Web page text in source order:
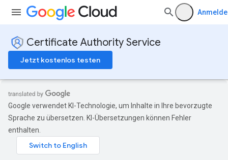
Certificate Authority Service
Jetzt kostenlos testen
Google verwendet KI-Technologie, um Inhalte in Ihre bevorzugte
Sprache zu übersetzen. KI-Übersetzungen können Fehler
enthalten.